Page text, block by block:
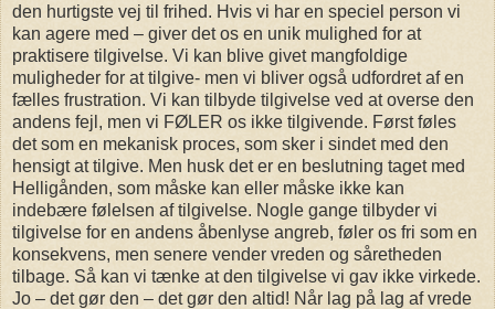
den hurtigste vej til frihed. Hvis vi har en speciel person vi
kan agere med – giver det os en unik mulighed for at
praktisere tilgivelse. Vi kan blive givet mangfoldige
muligheder for at tilgive- men vi bliver også udfordret af en
fælles frustration. Vi kan tilbyde tilgivelse ved at overse den
andens fejl, men vi FØLER os ikke tilgivende. Først føles
det som en mekanisk proces, som sker i sindet med den
hensigt at tilgive. Men husk det er en beslutning taget med
Helligånden, som måske kan eller måske ikke kan
indebære følelsen af tilgivelse. Nogle gange tilbyder vi
tilgivelse for en andens åbenlyse angreb, føler os fri som en
konsekvens, men senere vender vreden og såretheden
tilbage. Så kan vi tænke at den tilgivelse vi gav ikke virkede.
Jo – det gør den – det gør den altid! Når lag på lag af vrede